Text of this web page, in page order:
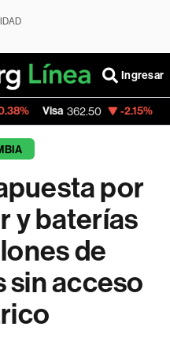
Ingresar
-2.15% MercadoLibre
por
y baterías
de
sin acceso